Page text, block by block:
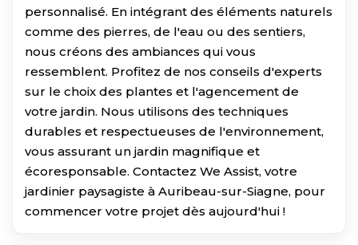
personnalisé. En intégrant des éléments naturels
comme des pierres, de l'eau ou des sentiers,
nous créons des ambiances qui vous
ressemblent. Profitez de nos conseils d'experts
sur le choix des plantes et l'agencement de
votre jardin. Nous utilisons des techniques
durables et respectueuses de l'environnement,
vous assurant un jardin magnifique et
écoresponsable. Contactez We Assist, votre
jardinier paysagiste à Auribeau-sur-Siagne, pour
commencer votre projet dès aujourd'hui !